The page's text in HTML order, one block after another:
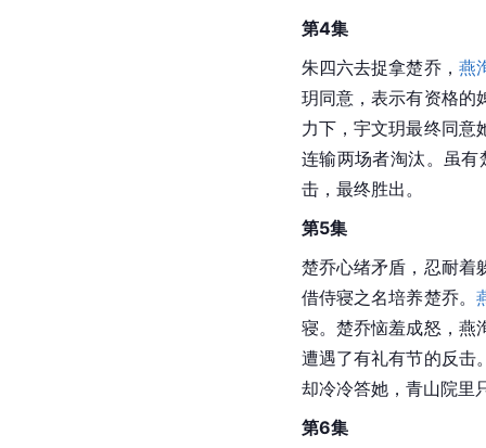
第4集
朱四六去捉拿楚乔， 燕
玥同意，表示有资格的
力下，宇文玥最终同意
连输两场者淘汰。虽
击，最终胜出。
第5集
楚乔心绪矛盾，忍耐着
借侍寝之名培养楚乔。
寝。楚乔恼羞成怒，燕
遭遇了有礼有节的反击
却冷冷答她，青山院里
第6集